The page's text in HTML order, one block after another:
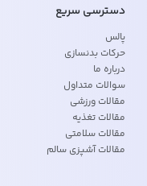
دسترسی سریع
پالس
حرکات بدنسازی
درباره ما
سوالات متداول
مقالات ورزشی
مقالات تغذیه
مقالات سلامتی
مقالات آشپزی سالم